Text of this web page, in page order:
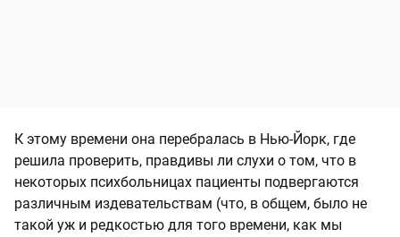
К этому времени она перебралась в Нью-Йорк, где
решила проверить, правдивы ли слухи о том, что в
некоторых психбольницах пациенты подвергаются
различным издевательствам (что, в общем, было не
такой уж и редкостью для того времени, как мы